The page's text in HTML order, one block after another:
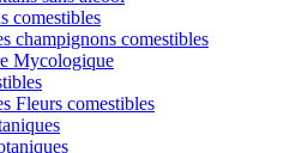
comestibles
champignons comestibles
Mycologique
Fleurs comestibles